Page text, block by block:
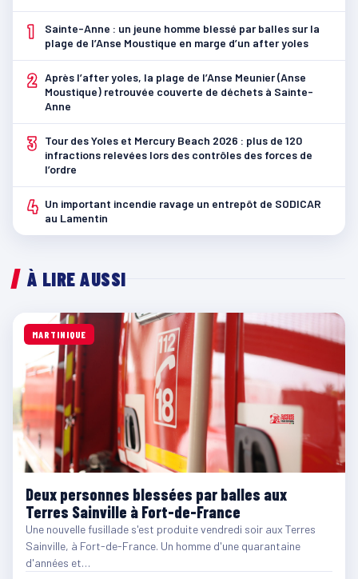
1
Sainte-Anne : un jeune homme blessé par balles sur la
plage de l’Anse Moustique en marge d’un after yoles
2 Après l’after yoles, la plage de l’Anse Meunier (Anse
Moustique) retrouvée couverte de déchets à Sainte-
Anne
3
Tour des Yoles et Mercury Beach 2026 : plus de 120
infractions relevées lors des contrôles des forces de
l’ordre
4 Un important incendie ravage un entrepôt de SODICAR
au Lamentin
À LIRE AUSSI
MARTINIQUE
Deux personnes blessées par balles aux
Terres Sainville à Fort-de-France
Une nouvelle fusillade s'est produite vendredi soir aux Terres
Sainville, à Fort-de-France. Un homme d'une quarantaine
d'années et…